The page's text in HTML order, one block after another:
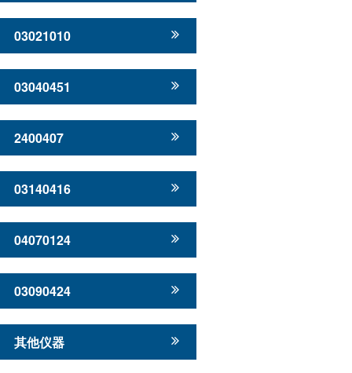
03021010
03040451
2400407
03140416
04070124
03090424
其他仪器